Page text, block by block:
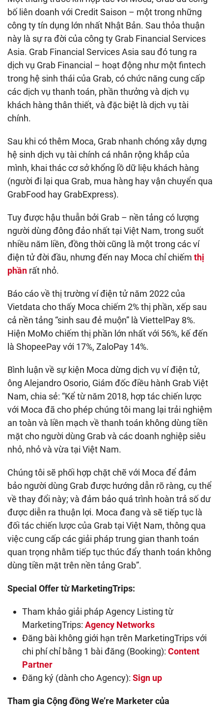
bố liên doanh với Credit Saison – một trong những
công ty tín dụng lớn nhất Nhật Bản. Sau thỏa thuận
này là sự ra đời của công ty Grab Financial Services
Asia. Grab Financial Services Asia sau đó tung ra
dịch vụ Grab Financial – hoạt động như một fintech
trong hệ sinh thái của Grab, có chức năng cung cấp
các dịch vụ thanh toán, phần thưởng và dịch vụ
khách hàng thân thiết, và đặc biệt là dịch vụ tài
chính.
Sau khi có thêm Moca, Grab nhanh chóng xây dựng
hệ sinh dịch vụ tài chính cá nhân rộng khắp của
mình, khai thác cơ sở khổng lồ dữ liệu khách hàng
(người đi lại qua Grab, mua hàng hay vận chuyển qua
GrabFood hay GrabExpress).
Tuy được hậu thuẫn bởi Grab – nền tảng có lượng
người dùng đông đảo nhất tại Việt Nam, trong suốt
nhiều năm liền, đồng thời cũng là một trong các ví
điện tử đời đầu, nhưng đến nay Moca chỉ chiếm thị
phần rất nhỏ.
Báo cáo về thị trường ví điện tử năm 2022 của
Vietdata cho thấy Moca chiếm 2% thị phần, xếp sau
cả nền tảng “sinh sau đẻ muộn” là ViettelPay 8%.
Hiện MoMo chiếm thị phần lớn nhất với 56%, kế đến
là ShopeePay với 17%, ZaloPay 14%.
Bình luận về sự kiện Moca dừng dịch vụ ví điện tử,
ông Alejandro Osorio, Giám đốc điều hành Grab Việt
Nam, chia sẻ: “Kể từ năm 2018, hợp tác chiến lược
với Moca đã cho phép chúng tôi mang lại trải nghiệm
an toàn và liền mạch về thanh toán không dùng tiền
mặt cho người dùng Grab và các doanh nghiệp siêu
nhỏ, nhỏ và vừa tại Việt Nam.
Chúng tôi sẽ phối hợp chặt chẽ với Moca để đảm
bảo người dùng Grab được hướng dẫn rõ ràng, cụ thể
về thay đổi này; và đảm bảo quá trình hoàn trả số dư
được diễn ra thuận lợi. Moca đang và sẽ tiếp tục là
đối tác chiến lược của Grab tại Việt Nam, thông qua
việc cung cấp các giải pháp trung gian thanh toán
quan trọng nhằm tiếp tục thúc đẩy thanh toán không
dùng tiền mặt trên nền tảng Grab”.
Special Offer từ MarketingTrips:
Tham khảo giải pháp Agency Listing từ
MarketingTrips: Agency Networks
Đăng bài không giới hạn trên MarketingTrips với
chi phí chỉ bằng 1 bài đăng (Booking): Content
Partner
Đăng ký (dành cho Agency): Sign up
Tham gia Cộng đồng We’re Marketer của